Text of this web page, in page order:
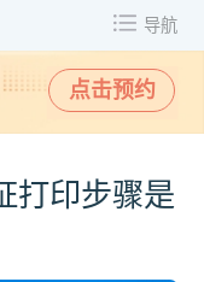
导航
点击预约
打印步骤是